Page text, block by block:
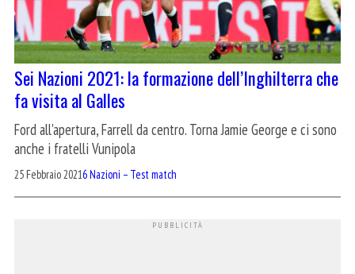
Sei Nazioni 2021: la formazione dell’Inghilterra che
fa visita al Galles
Ford all'apertura, Farrell da centro. Torna Jamie George e ci sono
anche i fratelli Vunipola
25 Febbraio 20216 Nazioni – Test match